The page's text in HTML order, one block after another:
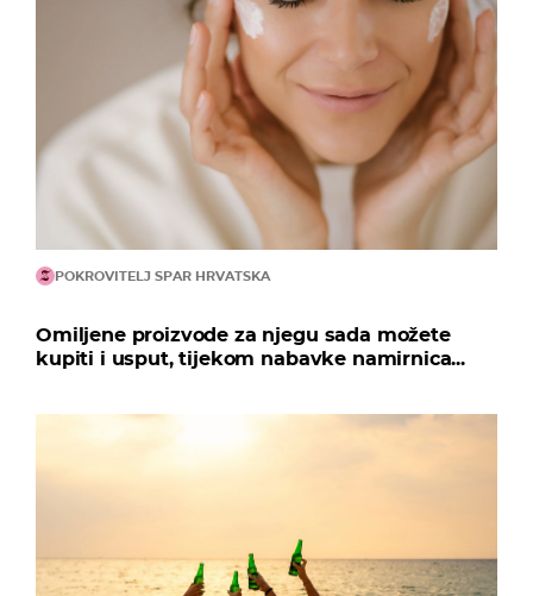
POKROVITELJ SPAR HRVATSKA
Omiljene proizvode za njegu sada možete
kupiti i usput, tijekom nabavke namirnica...